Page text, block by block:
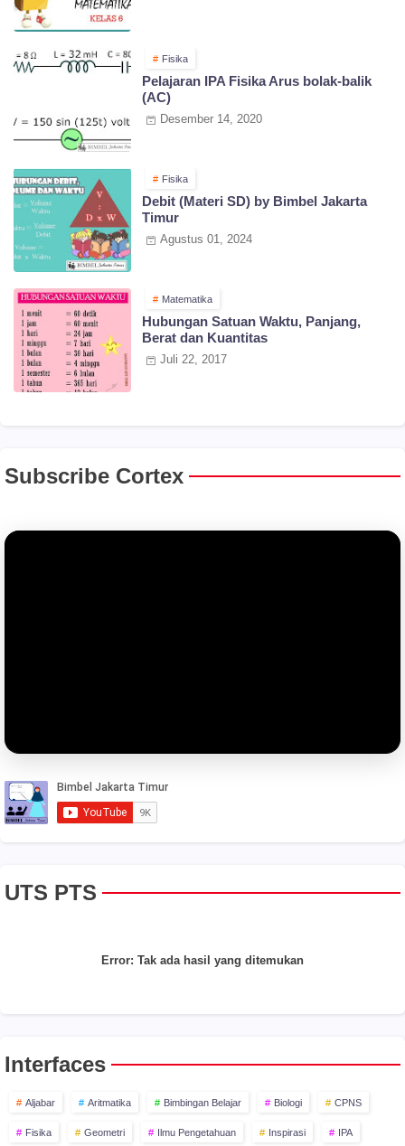
Fisika
Pelajaran IPA Fisika Arus bolak-balik
(AC)
Desember 14, 2020
Fisika
Debit (Materi SD) by Bimbel Jakarta
Timur
Agustus 01, 2024
Matematika
Hubungan Satuan Waktu, Panjang,
Berat dan Kuantitas
Juli 22, 2017
Subscribe Cortex
UTS PTS
Error: Tak ada hasil yang ditemukan
Interfaces
Aljabar Aritmatika Bimbingan Belajar Biologi CPNS
Fisika Geometri Ilmu Pengetahuan Inspirasi IPA